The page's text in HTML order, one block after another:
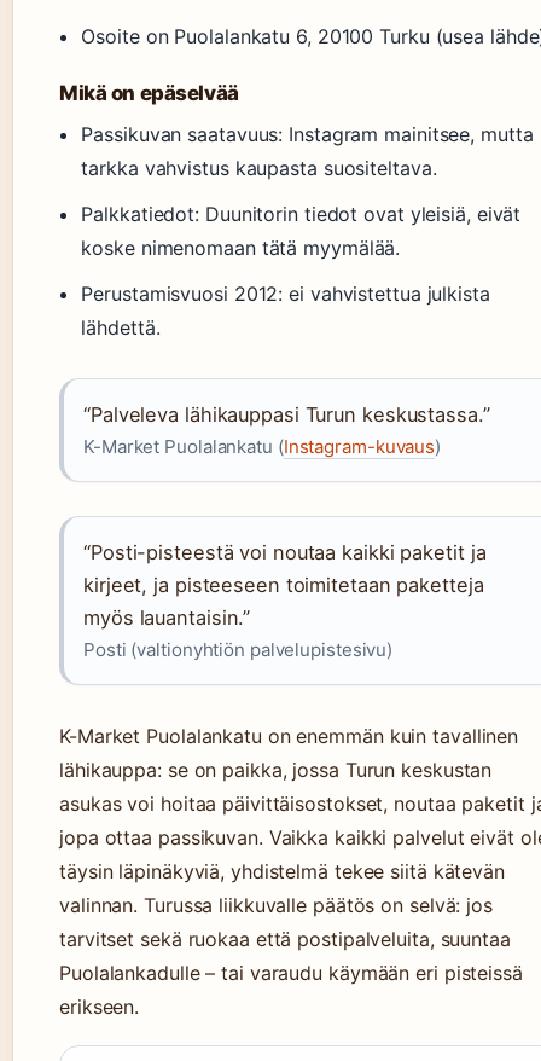
Osoite on Puolalankatu 6, 20100 Turku (usea
Mikä on epäselvää
Passikuvan saatavuus: Instagram mainitsee, mutta
tarkka vahvistus kaupasta suositeltava.
Palkkatiedot: Duunitorin tiedot ovat yleisiä, eivät
koske nimenomaan tätä myymälää.
Perustamisvuosi 2012: ei vahvistettua julkista
lähdettä.
“Palveleva lähikauppasi Turun keskustassa.”
K-Market Puolalankatu (Instagram-kuvaus)
“Posti-pisteestä voi noutaa kaikki paketit ja
kirjeet, ja pisteeseen toimitetaan paketteja
myös lauantaisin.”
Posti (valtionyhtiön palvelupistesivu)
K-Market Puolalankatu on enemmän kuin tavallinen
lähikauppa: se on paikka, jossa Turun keskustan
asukas voi hoitaa päivittäisostokset, noutaa paketit
jopa ottaa passikuvan. Vaikka kaikki palvelut eivät
täysin läpinäkyviä, yhdistelmä tekee siitä kätevän
valinnan. Turussa liikkuvalle päätös on selvä: jos
tarvitset sekä ruokaa että postipalveluita, suuntaa
Puolalankadulle – tai varaudu käymään eri pisteissä
erikseen.